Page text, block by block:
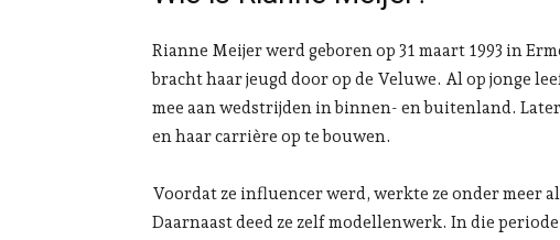
Rianne Meijer werd geboren op 31 maart 1993 in
bracht haar jeugd door op de Veluwe. Al op jonge
mee aan wedstrijden in binnen- en buitenland.
en haar carrière op te bouwen.
Voordat ze influencer werd, werkte ze onder meer
Daarnaast deed ze zelf modellenwerk. In die